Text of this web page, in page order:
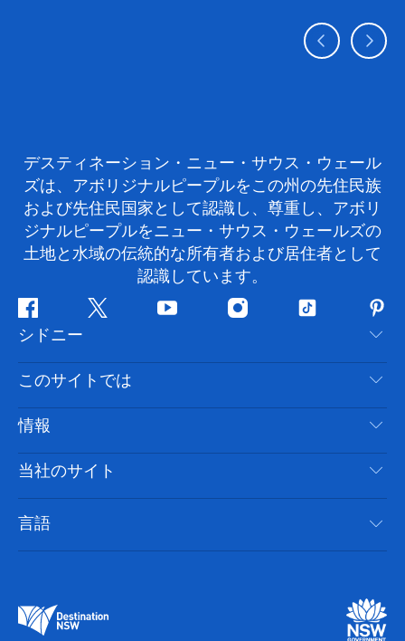
デスティネーション・ニュー・サウス・ウェール
ズは、アボリジナルピープルをこの州の先住民族
および先住民国家として認識し、尊重し、アボリ
ジナルピープルをニュー・サウス・ウェールズの
土地と水域の伝統的な所有者および居住者として
認識しています。
フ
ェ
イ
ス
ブ
ッ
ク
ツ
ッ
タ
ー
ユ
チ
ー
イ
ス
グ
ム
テ
ッ
ト
ク
ピ
ン
タ
レ
ス
ト
シドニー
お問い合わせ
免責事項
クッキーに関する通知
このサイトでは
目的地
やるべきこと
イベント
宿泊施設
情報
旅行情報
アクセシブルシドニー
ビジネスを登録する
当社のサイト
デスティネーション・ニュー・サウス・ウェールズメデ
言語